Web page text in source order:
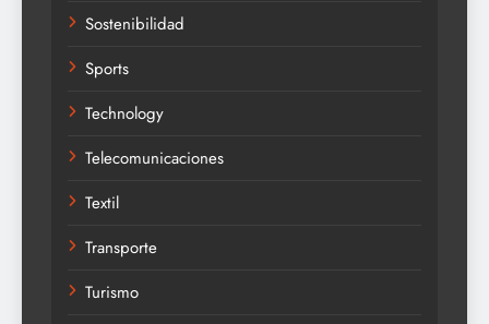
Sostenibilidad
Sports
Technology
Telecomunicaciones
Textil
Transporte
Turismo